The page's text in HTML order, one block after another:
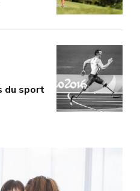
du sport